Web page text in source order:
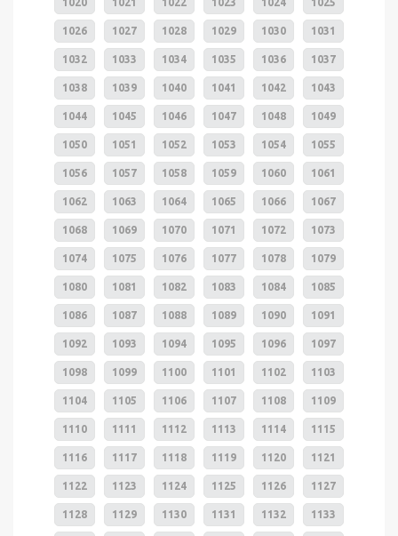
1026 1027 1028 1029 1030 1031
1032 1033 1034 1035 1036 1037
1038 1039 1040 1041 1042 1043
1044 1045 1046 1047 1048 1049
1050 1051 1052 1053 1054 1055
1056 1057 1058 1059 1060 1061
1062 1063 1064 1065 1066 1067
1068 1069 1070 1071 1072 1073
1074 1075 1076 1077 1078 1079
1080 1081 1082 1083 1084 1085
1086 1087 1088 1089 1090 1091
1092 1093 1094 1095 1096 1097
1098 1099 1100 1101 1102 1103
1104 1105 1106 1107 1108 1109
1110 1111 1112 1113 1114 1115
1116 1117 1118 1119 1120 1121
1122 1123 1124 1125 1126 1127
1128 1129 1130 1131 1132 1133